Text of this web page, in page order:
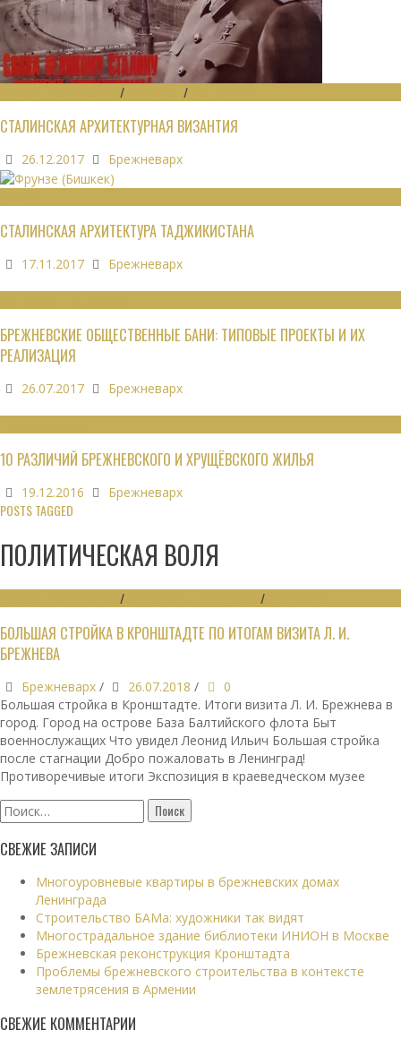
/ /
СТАЛИНСКАЯ АРХИТЕКТУРНАЯ ВИЗАНТИЯ
26.12.2017 Брежневарх
СТАЛИНСКАЯ АРХИТЕКТУРА ТАДЖИКИСТАНА
17.11.2017 Брежневарх
БРЕЖНЕВСКИЕ ОБЩЕСТВЕННЫЕ БАНИ: ТИПОВЫЕ ПРОЕКТЫ И ИХ
РЕАЛИЗАЦИЯ
26.07.2017 Брежневарх
10 РАЗЛИЧИЙ БРЕЖНЕВСКОГО И ХРУЩЁВСКОГО ЖИЛЬЯ
19.12.2016 Брежневарх
POSTS TAGGED
ПОЛИТИЧЕСКАЯ ВОЛЯ
/ /
БОЛЬШАЯ СТРОЙКА В КРОНШТАДТЕ ПО ИТОГАМ ВИЗИТА Л. И.
БРЕЖНЕВА
Брежневарх / 26.07.2018 /
0
Большая стройка в Кронштадте. Итоги визита Л. И. Брежнева в
город. Город на острове База Балтийского флота Быт
военнослужащих Что увидел Леонид Ильич Большая стройка
после стагнации Добро пожаловать в Ленинград!
Противоречивые итоги Экспозиция в краеведческом музее
Найти:
СВЕЖИЕ ЗАПИСИ
Многоуровневые квартиры в брежневских домах
Ленинграда
Строительство БАМа: художники так видят
Многострадальное здание библиотеки ИНИОН в Москве
Брежневская реконструкция Кронштадта
Проблемы брежневского строительства в контексте
землетрясения в Армении
СВЕЖИЕ КОММЕНТАРИИ